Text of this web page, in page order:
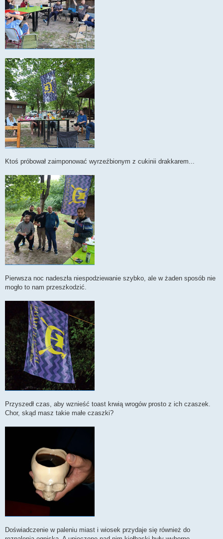
Ktoś próbował zaimponować wyrzeźbionym z cukinii drakkarem...
Pierwsza noc nadeszła niespodziewanie szybko, ale w żaden sposób nie
mogło to nam przeszkodzić.
Przyszedł czas, aby wznieść toast krwią wrogów prosto z ich czaszek.
Chor, skąd masz takie małe czaszki?
Doświadczenie w paleniu miast i wiosek przydaje się również do